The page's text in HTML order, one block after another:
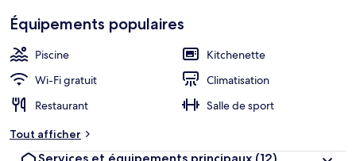
Équipements populaires
Piscine
Kitchenette
Wi-Fi gratuit
Climatisation
Restaurant
Salle de sport
Tout afficher